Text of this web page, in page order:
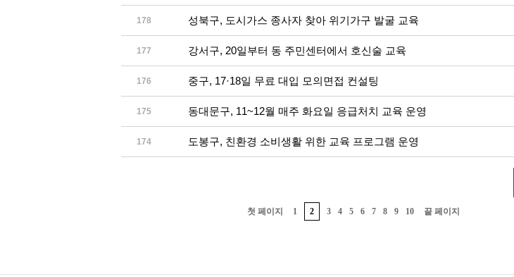
178 성북구, 도시가스 종사자 찾아 위기가구 발굴 교육
177 강서구, 20일부터 동 주민센터에서 호신술 교육
176 중구, 17·18일 무료 대입 모의면접 컨설팅
175 동대문구, 11~12월 매주 화요일 응급처치 교육 운영
174 도봉구, 친환경 소비생활 위한 교육 프로그램 운영
첫 페이지 1 2 3 4 5 6 7 8 9 10 끝 페이지